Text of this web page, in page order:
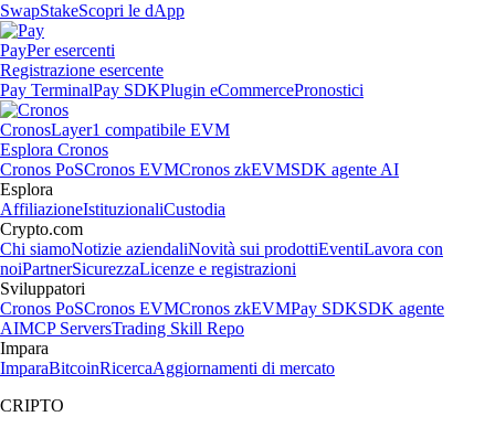
SwapStakeScopri le dApp
PayPer esercenti
Registrazione esercente
Pay TerminalPay SDKPlugin eCommercePronostici
CronosLayer1 compatibile EVM
Esplora Cronos
Cronos PoSCronos EVMCronos zkEVMSDK agente AI
Esplora
AffiliazioneIstituzionaliCustodia
Crypto.com
Chi siamoNotizie aziendaliNovità sui prodottiEventiLavora con
noiPartnerSicurezzaLicenze e registrazioni
Sviluppatori
Cronos PoSCronos EVMCronos zkEVMPay SDKSDK agente
AIMCP ServersTrading Skill Repo
Impara
ImparaBitcoinRicercaAggiornamenti di mercato
CRIPTO